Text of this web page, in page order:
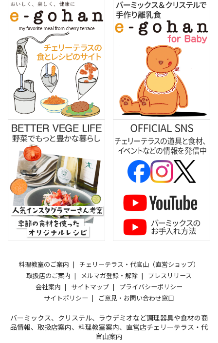
料理教室のご案内
チェリーテラス・代官山（直営ショップ）
取扱店のご案内
メルマガ登録・解除
プレスリリース
会社案内
サイトマップ
プライバシーポリシー
サイトポリシー
ご意見・お問い合わせ窓口
バーミックス、クリステル、ラウデミオなど調理器具や食材の商
品情報、取扱店案内、料理教室案内、直営店チェリーテラス・代
官山案内